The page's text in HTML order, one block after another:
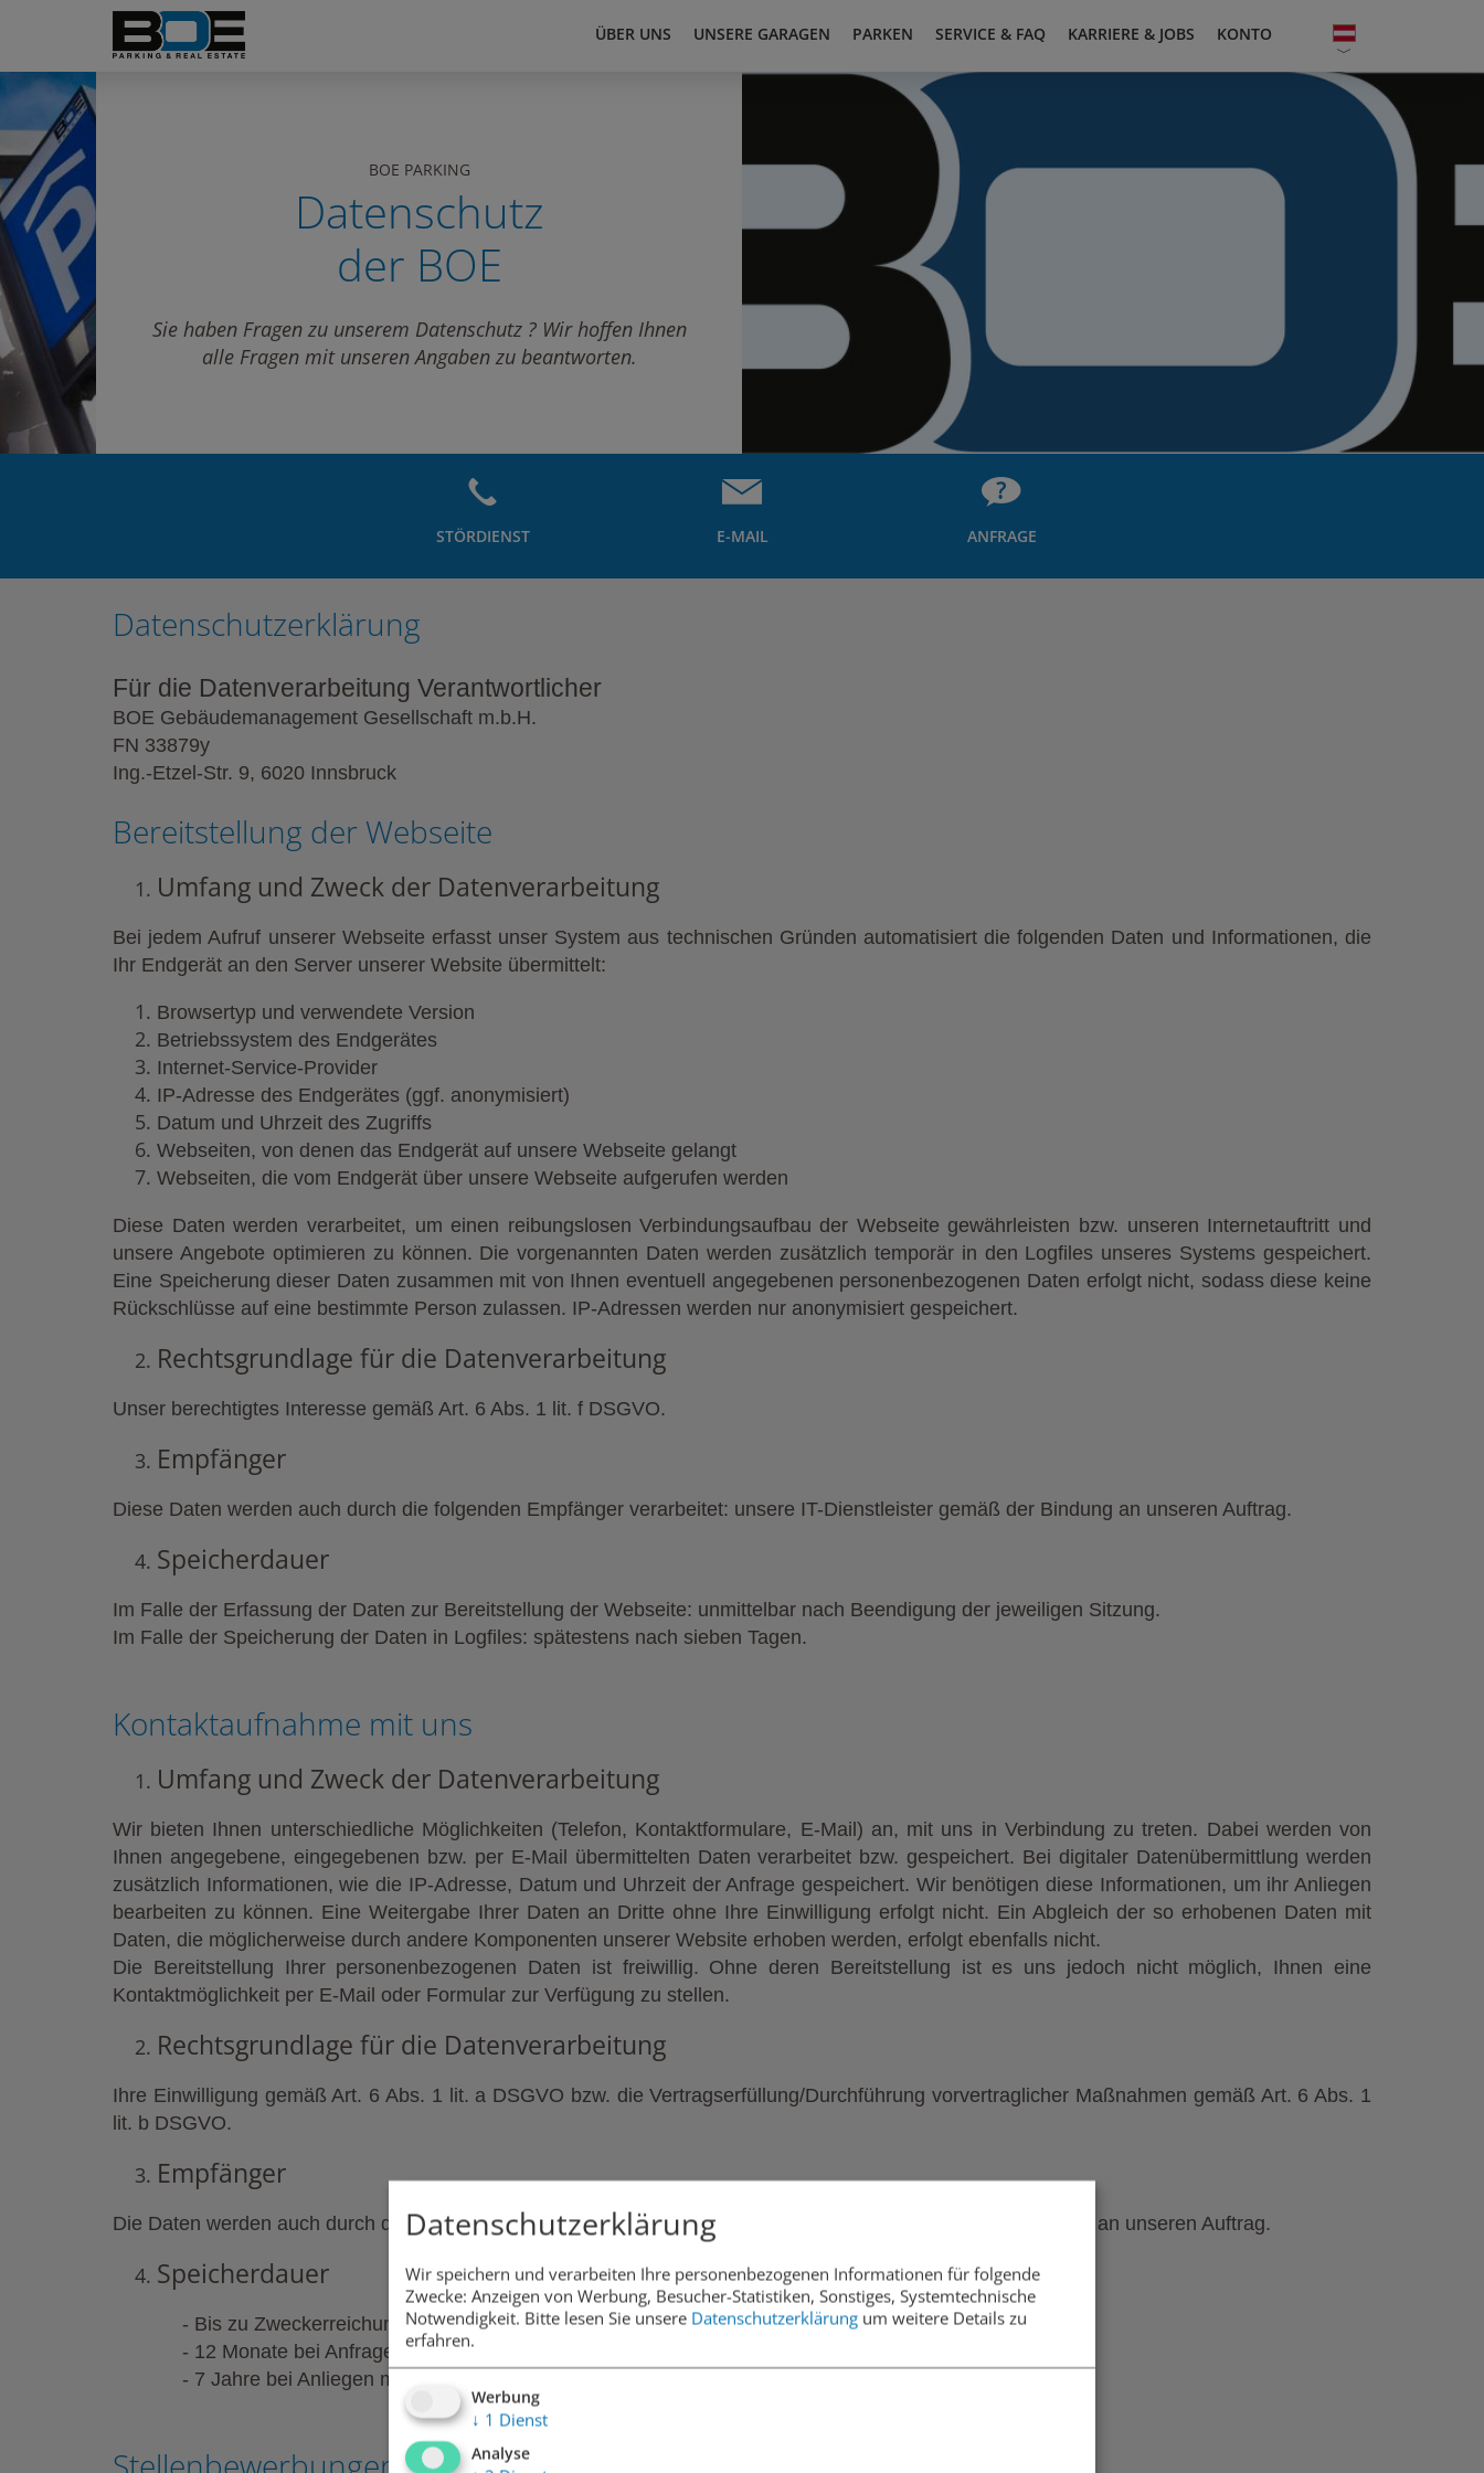
ÜBER UNS UNSERE GARAGEN PARKEN SERVICE & FAQ KARRIERE & JOBS KONTO
BOE PARKING
Datenschutz
der BOE
Sie haben Fragen zu unserem Datenschutz ? Wir hoffen Ihnen
alle Fragen mit unseren Angaben zu beantworten.
STÖRDIENST E-MAIL ANFRAGE
Datenschutzerklärung
Für die Datenverarbeitung Verantwortlicher
BOE Gebäudemanagement Gesellschaft m.b.H.
FN 33879y
Ing.-Etzel-Str. 9, 6020 Innsbruck
Bereitstellung der Webseite
Umfang und Zweck der Datenverarbeitung
Bei jedem Aufruf unserer Webseite erfasst unser System aus technischen Gründen automatisiert die folgenden Daten und Informationen, die
Ihr Endgerät an den Server unserer Website übermittelt:
Browsertyp und verwendete Version
Betriebssystem des Endgerätes
Internet-Service-Provider
IP-Adresse des Endgerätes (ggf. anonymisiert)
Datum und Uhrzeit des Zugriffs
Webseiten, von denen das Endgerät auf unsere Webseite gelangt
Webseiten, die vom Endgerät über unsere Webseite aufgerufen werden
Diese Daten werden verarbeitet, um einen reibungslosen Verbindungsaufbau der Webseite gewährleisten bzw. unseren Internetauftritt und
unsere Angebote optimieren zu können. Die vorgenannten Daten werden zusätzlich temporär in den Logfiles unseres Systems gespeichert.
Eine Speicherung dieser Daten zusammen mit von Ihnen eventuell angegebenen personenbezogenen Daten erfolgt nicht, sodass diese keine
Rückschlüsse auf eine bestimmte Person zulassen. IP-Adressen werden nur anonymisiert gespeichert.
Rechtsgrundlage für die Datenverarbeitung
Unser berechtigtes Interesse gemäß Art. 6 Abs. 1 lit. f DSGVO.
Empfänger
Diese Daten werden auch durch die folgenden Empfänger verarbeitet: unsere IT-Dienstleister gemäß der Bindung an unseren Auftrag.
Speicherdauer
Im Falle der Erfassung der Daten zur Bereitstellung der Webseite: unmittelbar nach Beendigung der jeweiligen Sitzung.
Im Falle der Speicherung der Daten in Logfiles: spätestens nach sieben Tagen.
Kontaktaufnahme mit uns
Umfang und Zweck der Datenverarbeitung
Wir bieten Ihnen unterschiedliche Möglichkeiten (Telefon, Kontaktformulare, E-Mail) an, mit uns in Verbindung zu treten. Dabei werden von
Ihnen angegebene, eingegebenen bzw. per E-Mail übermittelten Daten verarbeitet bzw. gespeichert. Bei digitaler Datenübermittlung werden
zusätzlich Informationen, wie die IP-Adresse, Datum und Uhrzeit der Anfrage gespeichert. Wir benötigen diese Informationen, um ihr Anliegen
bearbeiten zu können. Eine Weitergabe Ihrer Daten an Dritte ohne Ihre Einwilligung erfolgt nicht. Ein Abgleich der so erhobenen Daten mit
Daten, die möglicherweise durch andere Komponenten unserer Website erhoben werden, erfolgt ebenfalls nicht.
Die Bereitstellung Ihrer personenbezogenen Daten ist freiwillig. Ohne deren Bereitstellung ist es uns jedoch nicht möglich, Ihnen eine
Kontaktmöglichkeit per E-Mail oder Formular zur Verfügung zu stellen.
Rechtsgrundlage für die Datenverarbeitung
Ihre Einwilligung gemäß Art. 6 Abs. 1 lit. a DSGVO bzw. die Vertragserfüllung/Durchführung vorvertraglicher Maßnahmen gemäß Art. 6 Abs. 1
lit. b DSGVO.
Empfänger
Die Daten werden auch durch die folgenden Empfänger verarbeitet: unsere IT-Dienstleister gemäß der Bindung an unseren Auftrag.
Speicherdauer
- Bis zu Zweckerreichung
- 12 Monate bei Anfragen mit langfristiger Gültigkeit
- 7 Jahre bei Anliegen mit steuerrechtlicher Aufbewahrungspflicht
Datenschutzerklärung
Wir speichern und verarbeiten Ihre personenbezogenen Informationen für folgende
Zwecke: Anzeigen von Werbung, Besucher-Statistiken, Sonstiges, Systemtechnische
Notwendigkeit. Bitte lesen Sie unsere Datenschutzerklärung um weitere Details zu
erfahren.
Werbung
↓ 1 Dienst
Analyse